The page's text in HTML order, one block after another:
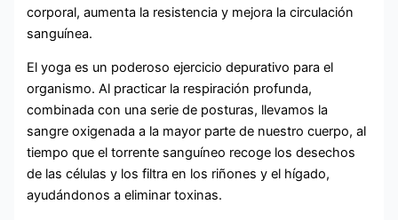
corporal, aumenta la resistencia y mejora la circulación
sanguínea.
El yoga es un poderoso ejercicio depurativo para el
organismo. Al practicar la respiración profunda,
combinada con una serie de posturas, llevamos la
sangre oxigenada a la mayor parte de nuestro cuerpo, al
tiempo que el torrente sanguíneo recoge los desechos
de las células y los filtra en los riñones y el hígado,
ayudándonos a eliminar toxinas.